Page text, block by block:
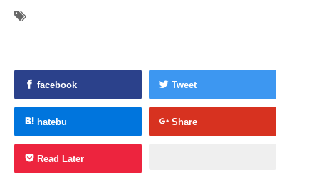
facebook Tweet
hatebu Share
Read Later